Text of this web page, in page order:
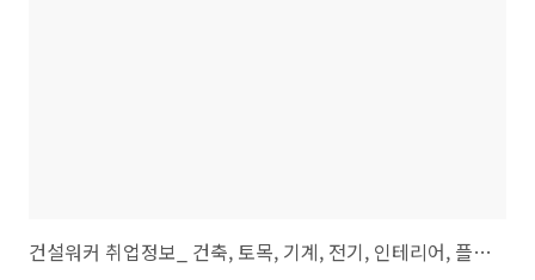
건설워커 취업정보_ 건축, 토목, 기계, 전기, 인테리어, 플랜트, 엔지니어링 설비 구인정보